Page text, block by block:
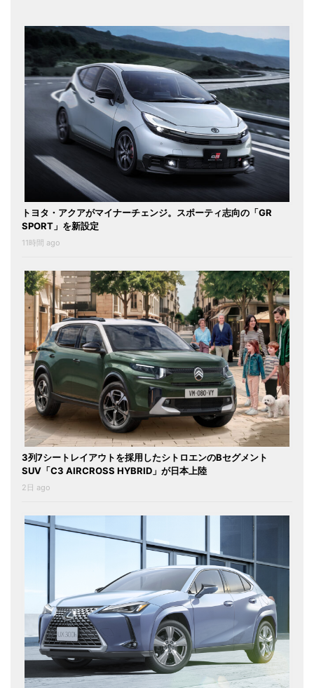
トヨタ・アクアがマイナーチェンジ。スポーティ志向の「GR
SPORT」を新設定
11時間 ago
3列7シートレイアウトを採用したシトロエンのBセグメント
SUV「C3 AIRCROSS HYBRID」が日本上陸
2日 ago